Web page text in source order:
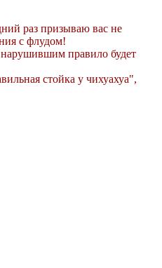
раз призываю вас не
с флудом!
правило будет
стойка у чихуахуа",